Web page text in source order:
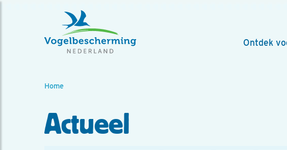
Ontdek
Home
Actueel